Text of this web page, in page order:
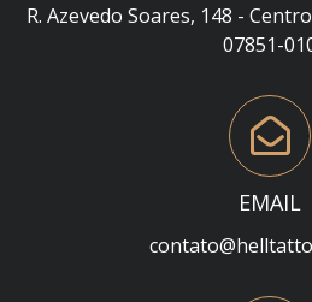
R. Azevedo Soares, 148 -
07851-
EMAIL